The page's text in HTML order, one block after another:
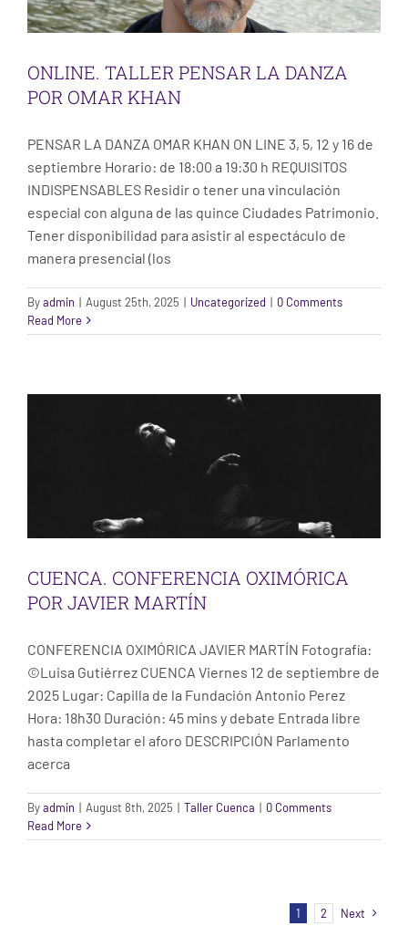
ONLINE. TALLER PENSAR LA DANZA
POR OMAR KHAN
PENSAR LA DANZA OMAR KHAN ON LINE 3, 5, 12 y 16 de
septiembre Horario: de 18:00 a 19:30 h REQUISITOS
INDISPENSABLES Residir o tener una vinculación
especial con alguna de las quince Ciudades Patrimonio.
Tener disponibilidad para asistir al espectáculo de
manera presencial (los
Byadmin | August 25th, 2025 | Uncategorized | 0 Comments
Read MoreCUENCA. CONFERENCIA OXIMÓRICA POR
CUENCA. CONFERENCIA OXIMÓRICA
POR JAVIER MARTÍN
CONFERENCIA OXIMÓRICA JAVIER MARTÍN Fotografía:
©Luisa Gutiérrez CUENCA Viernes 12 de septiembre de
2025 Lugar: Capilla de la Fundación Antonio Perez
Hora: 18h30 Duración: 45 mins y debate Entrada libre
hasta completar el aforo DESCRIPCIÓN Parlamento
acerca
Byadmin | August 8th, 2025 | Taller Cuenca | 0 Comments
Read More
1 2 Next